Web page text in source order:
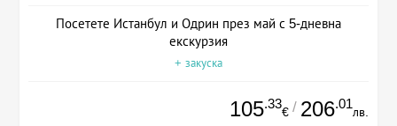
Посетете Истанбул и Одрин през май с 5-дневна
екскурзия
+ закуска
105.33
€ / 206.01
лв.